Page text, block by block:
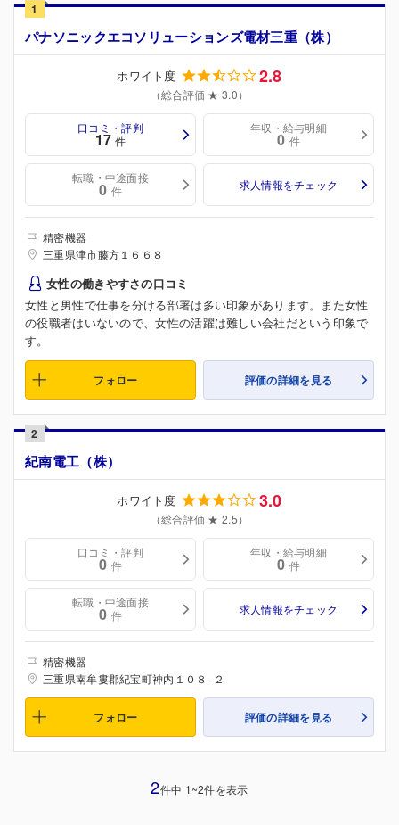
1
パナソニックエコソリューションズ電材三重（株）
ホワイト度 2.8
（総合評価 ★ 3.0）
口コミ・評判
17 件
年収・給与明細
0 件
転職・中途面接
0 件 求人情報をチェック
精密機器
三重県津市藤方１６６８
女性の働きやすさの口コミ
女性と男性で仕事を分ける部署は多い印象があります。また女性
の役職者はいないので、女性の活躍は難しい会社だという印象で
す。
フォロー 評価の詳細を見る
2
紀南電工（株）
ホワイト度 3.0
（総合評価 ★ 2.5）
口コミ・評判
0 件
年収・給与明細
0 件
転職・中途面接
0 件 求人情報をチェック
精密機器
三重県南牟婁郡紀宝町神内１０８−２
フォロー 評価の詳細を見る
2件中 1~2件を表示